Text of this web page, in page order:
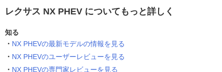
レクサス NX PHEV についてもっと詳しく
知る
NX PHEVの最新モデルの情報を見る
NX PHEVのユーザーレビューを見る
NX PHEVの専門家レビューを見る